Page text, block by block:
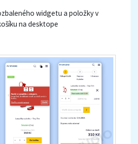
widgetu a položky v
na desktope